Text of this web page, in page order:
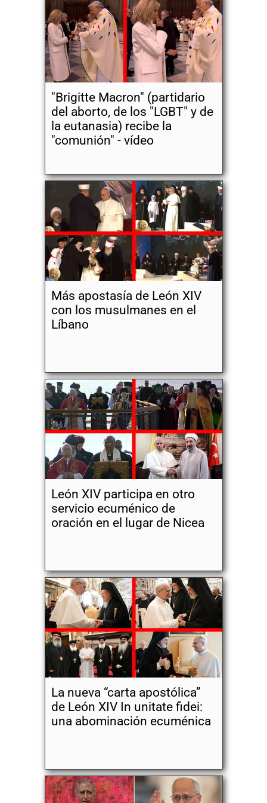
"Brigitte Macron" (partidario
del aborto, de los "LGBT" y de
la eutanasia) recibe la
"comunión" - vídeo
Más apostasía de León XIV
con los musulmanes en el
Líbano
León XIV participa en otro
servicio ecuménico de
oración en el lugar de Nicea
La nueva “carta apostólica”
de León XIV In unitate fidei:
una abominación ecuménica